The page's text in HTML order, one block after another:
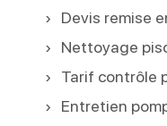
Devis remise
Nettoyage
Tarif contrôle
Entretien